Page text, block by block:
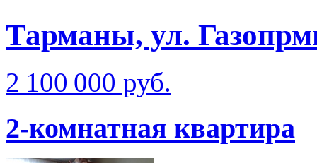
Тарманы, ул.
2 100 000 руб.
2-комнатная квартира